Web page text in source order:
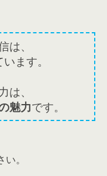
は、
ます。
は、
魅力です。
。